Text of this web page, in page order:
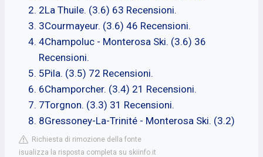
2La Thuile. (3.6) 63 Recensioni.
3Courmayeur. (3.6) 46 Recensioni.
4Champoluc - Monterosa Ski. (3.6) 36
Recensioni.
5Pila. (3.5) 72 Recensioni.
6Champorcher. (3.4) 21 Recensioni.
7Torgnon. (3.3) 31 Recensioni.
8Gressoney-La-Trinité - Monterosa Ski. (3.2)
Richiesta di rimozione della fonte
isualizza la risposta completa su skiinfo.it